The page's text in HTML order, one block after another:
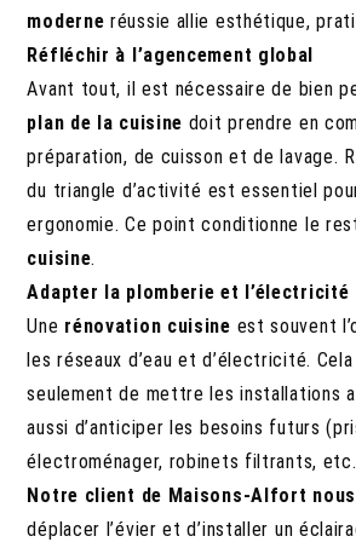
moderne réussie allie esthétique,
Réfléchir à l’agencement global
Avant tout, il est nécessaire de bien
plan de la cuisine doit prendre en
préparation, de cuisson et de lavage.
du triangle d’activité est essentiel
ergonomie. Ce point conditionne le
cuisine.
Adapter la plomberie et l’électricité
Une rénovation cuisine est souvent
les réseaux d’eau et d’électricité.
seulement de mettre les installations
aussi d’anticiper les besoins futurs
électroménager, robinets filtrants,
Notre client de Maisons-Alfort nous
déplacer l’évier et d’installer un